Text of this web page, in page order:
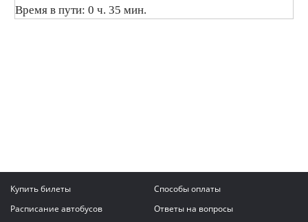
Время в пути: 0 ч. 35 мин.
Купить билеты
Способы оплаты
Расписание автобусов
Ответы на вопросы